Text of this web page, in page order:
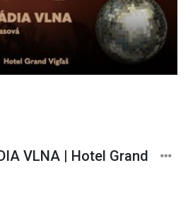
VLNA | Hotel Grand